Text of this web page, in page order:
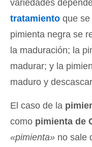
variedades
tratamiento que
pimienta negra se
la maduración; la
madurar; y la
maduro y
El caso de la
como pimienta de
«pimienta» no sale